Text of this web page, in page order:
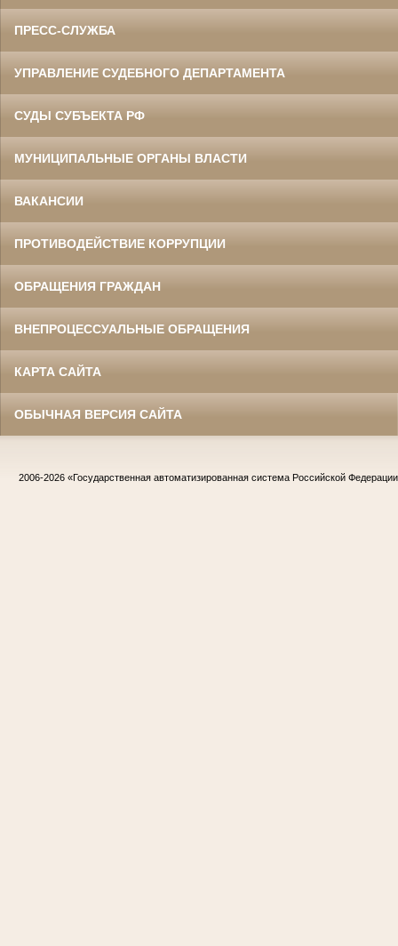
ПРЕСС-СЛУЖБА
УПРАВЛЕНИЕ СУДЕБНОГО ДЕПАРТАМЕНТА
СУДЫ СУБЪЕКТА РФ
МУНИЦИПАЛЬНЫЕ ОРГАНЫ ВЛАСТИ
ВАКАНСИИ
ПРОТИВОДЕЙСТВИЕ КОРРУПЦИИ
ОБРАЩЕНИЯ ГРАЖДАН
ВНЕПРОЦЕССУАЛЬНЫЕ ОБРАЩЕНИЯ
КАРТА САЙТА
ОБЫЧНАЯ ВЕРСИЯ САЙТА
2006-2026 «Государственная автоматизированная система Российской